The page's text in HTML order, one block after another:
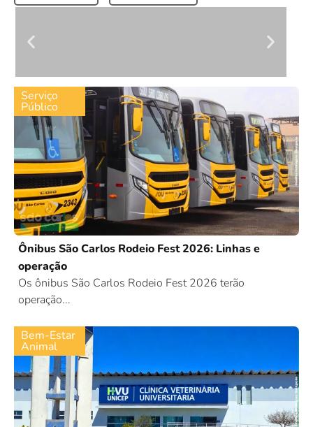
Serviço
Público
Ônibus São Carlos Rodeio Fest 2026: Linhas e
operação
Os ônibus São Carlos Rodeio Fest 2026 terão
operação...
Bem-Estar
Animal